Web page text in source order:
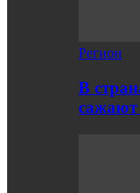
Регион
В